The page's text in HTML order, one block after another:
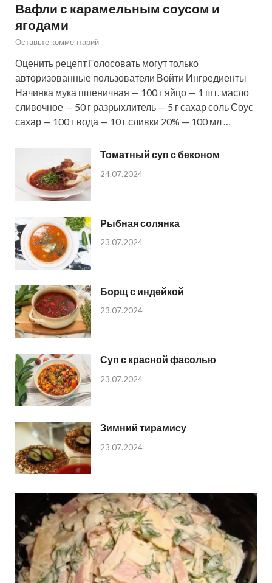
Вафли с карамельным соусом и
ягодами
Оставьте комментарий
Оценить рецепт Голосовать могут только
авторизованные пользователи Войти Ингредиенты
Начинка мука пшеничная — 100 г яйцо — 1 шт. масло
сливочное — 50 г разрыхлитель — 5 г сахар соль Соус
сахар — 100 г вода — 10 г сливки 20% — 100 мл …
Томатный суп с беконом
24.07.2024
Рыбная солянка
23.07.2024
Борщ с индейкой
23.07.2024
Суп с красной фасолью
23.07.2024
Зимний тирамису
23.07.2024